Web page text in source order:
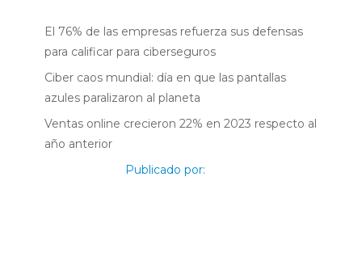
El 76% de las empresas refuerza sus defensas
para calificar para ciberseguros
Ciber caos mundial: día en que las pantallas
azules paralizaron al planeta
Ventas online crecieron 22% en 2023 respecto al
año anterior
Publicado por: